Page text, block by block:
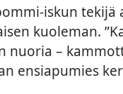
iskun
kuoleman.
nuoria –
ensiapumies